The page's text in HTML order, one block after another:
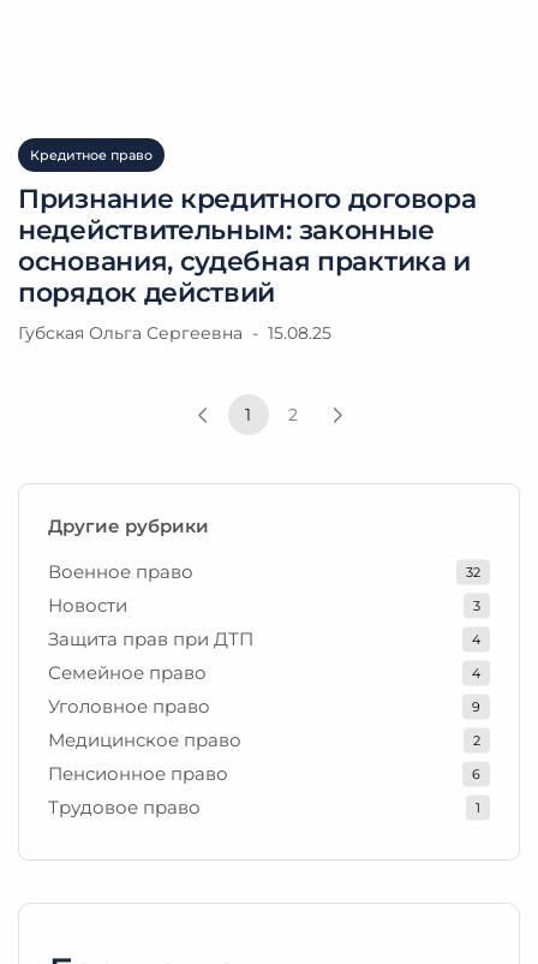
Кредитное право
Признание кредитного договора
недействительным: законные
основания, судебная практика и
порядок действий
Губская Ольга Сергеевна 15.08.25
1 2
Другие рубрики
Военное право
32
Новости 3
Защита прав при ДТП 4
Семейное право 4
Уголовное право 9
Медицинское право 2
Пенсионное право 6
Трудовое право 1
ПЕРЕЗВОНИТЬ МНЕ
+38 (068) 170-00-07